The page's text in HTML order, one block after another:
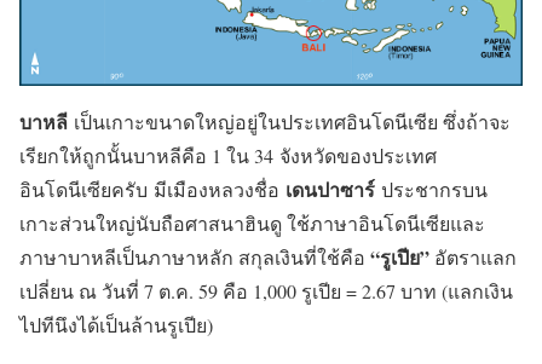
บาหลี เป็นเกาะขนาดใหญ่อยู่ในประเทศอินโดนีเซีย ซึ่งถ้าจะ
เรียกให้ถูกนั้นบาหลีคือ 1 ใน 34 จังหวัดของประเทศ
อินโดนีเซียครับ มีเมืองหลวงชื่อ เดนปาซาร์ ประชากรบน
เกาะส่วนใหญ่นับถือศาสนาฮินดู ใช้ภาษาอินโดนีเซียและ
ภาษาบาหลีเป็นภาษาหลัก สกุลเงินที่ใช้คือ “รูเปีย” อัตราแลก
เปลี่ยน ณ วันที่ 7 ต.ค. 59 คือ 1,000 รูเปีย = 2.67 บาท (แลกเงิน
ไปทีนึงได้เป็นล้านรูเปีย)